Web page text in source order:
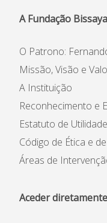
A Fundação
O Patrono:
Missão, Visão e
A Instituição
Reconhecimento e
Estatuto de
Código de Ética e
Áreas de
Aceder diretamente